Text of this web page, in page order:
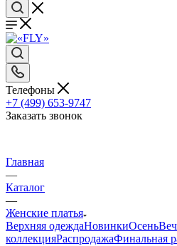
Телефоны
+7 (499) 653-9747
Заказать звонок
Главная
—
Каталог
—
Женские платья
Верхняя одеждаНовинкиОсень
коллекцияРаспродажаФинальная